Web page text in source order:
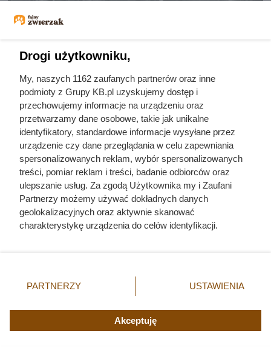
Ostatnie godziny komendanta
Auschwitz. Odtajnione zdjęcia
pokazują, co działo się przed
szubienicą
Drogi użytkowniku,
My, naszych 1162 zaufanych partnerów oraz inne
podmioty z Grupy KB.pl uzyskujemy dostęp i
przechowujemy informacje na urządzeniu oraz
przetwarzamy dane osobowe, takie jak unikalne
identyfikatory, standardowe informacje wysyłane przez
urządzenie czy dane przeglądania w celu zapewniania
spersonalizowanych reklam, wybór spersonalizowanych
treści, pomiar reklam i treści, badanie odbiorców oraz
ulepszanie usług. Za zgodą Użytkownika my i Zaufani
Partnerzy możemy używać dokładnych danych
geolokalizacyjnych oraz aktywnie skanować
charakterystykę urządzenia do celów identyfikacji.
zmienić/wycofać klikając przycisk ustawień prywatności
znajdujący się w lewym dolnym rogu strony. Niektóre
użytkownika, ale masz prawo sprzeciwić się takiemu
przetwarzaniu. Preferencje będą miały zastosowania tylko
PARTNERZY USTAWIENIA
Akceptuję